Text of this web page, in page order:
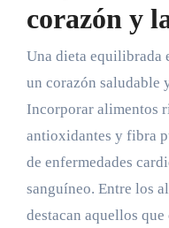
corazón y
Una dieta equilibrada es fundamental para mantener
un corazón saludable
Incorporar alimentos
antioxidantes y fibra
de enfermedades
sanguíneo. Entre los
destacan aquellos